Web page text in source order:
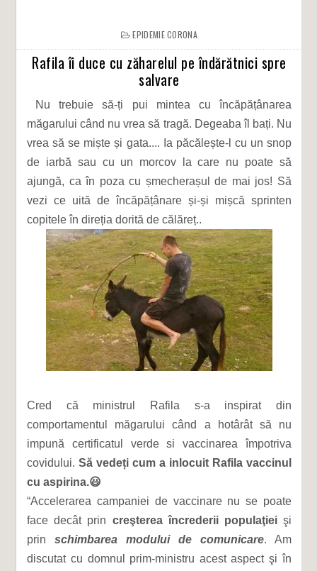
EPIDEMIE CORONA
Rafila îi duce cu zăharelul pe îndărătnici spre
salvare
Nu trebuie să-ți pui mintea cu încăpățânarea
măgarului când nu vrea să tragă. Degeaba îl bați. Nu
vrea să se miște și gata.... Ia păcălește-l cu un snop
de iarbă sau cu un morcov la care nu poate să
ajungă, ca în poza cu șmecherașul de mai jos! Să
vezi ce uită de încăpățânare și-și mișcă sprinten
copitele în direția dorită de călăreț..
Cred că ministrul Rafila s-a inspirat din
comportamentul măgarului când a hotârât să nu
impună certificatul verde si vaccinarea împotriva
covidului.Să vedeți cum a inlocuit Rafila vaccinul
cu aspirina.😃
“Accelerarea campaniei de vaccinare nu se poate
face decât prin creşterea încrederii populaţieişi
prinschimbarea modului de comunicare. Am
discutat cu domnul prim-ministru acest aspect şi în